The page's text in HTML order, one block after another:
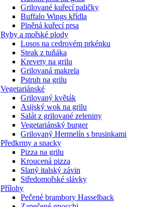
Grilované kuřecí paličky
Buffalo Wings křídla
Plněná kuřecí prsa
Ryby a mořské plody
Losos na cedrovém prkénku
Steak z tuňáka
Krevety na grilu
Grilovaná makrela
Pstruh na grilu
Vegetariánské
Grilovaný květák
Asijský wok na grilu
Salát z grilované zeleniny
Vegetariánský burger
Grilovaný Hermelín s brusinkami
Předkrmy a snacky
Pizza na grilu
Kroucená pizza
Slaný italský závin
Středomořské slávky
Přílohy
Pečené brambory Hasselback